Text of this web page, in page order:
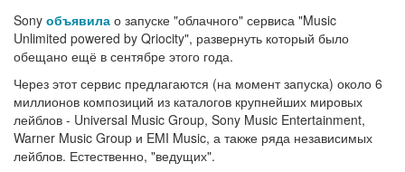
Sony объявила о запуске "облачного" сервиса "Music
Unlimited powered by Qriocity", развернуть который было
обещано ещё в сентябре этого года.
Через этот сервис предлагаются (на момент запуска) около 6
миллионов композиций из каталогов крупнейших мировых
лейблов - Universal Music Group, Sony Music Entertainment,
Warner Music Group и EMI Music, а также ряда независимых
лейблов. Естественно, "ведущих".